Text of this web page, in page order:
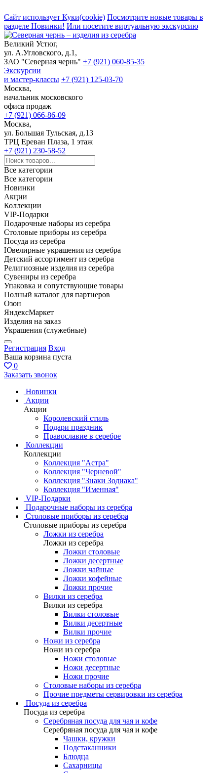
Сайт использует Куки(cookie) Посмотрите новые товары в
разделе Новинки! Или посетите виртуальную экскурсию
Великий Устюг,
ул. А.Угловского, д.1,
ЗАО "Северная чернь" +7 (921) 060-85-35
Экскурсии
и мастер-классы +7 (921) 125-03-70
Москва,
начальник московского
офиса продаж
+7 (921) 066-86-09
Москва,
ул. Большая Тульская, д.13
ТРЦ Ереван Плаза, 1 этаж
+7 (921) 230-58-52
Все категории
Все категории
Новинки
Акции
Коллекции
VIP-Подарки
Подарочные наборы из серебра
Столовые приборы из серебра
Посуда из серебра
Ювелирные украшения из серебра
Детский ассортимент из серебра
Религиозные изделия из серебра
Сувениры из серебра
Упаковка и сопутствующие товары
Полный каталог для партнеров
Озон
ЯндексМаркет
Изделия на заказ
Украшения (служебные)
Регистрация Вход
Ваша корзина пуста
0
Заказать звонок
Новинки
Акции
Акции
Королевский стиль
Подари праздник
Православие в серебре
Коллекции
Коллекции
Коллекция "Астра"
Коллекция "Черневой"
Коллекция "Знаки Зодиака"
Коллекция "Именная"
VIP-Подарки
Подарочные наборы из серебра
Столовые приборы из серебра
Столовые приборы из серебра
Ложки из серебра
Ложки из серебра
Ложки столовые
Ложки десертные
Ложки чайные
Ложки кофейные
Ложки прочие
Вилки из серебра
Вилки из серебра
Вилки столовые
Вилки десертные
Вилки прочие
Ножи из серебра
Ножи из серебра
Ножи столовые
Ножи десертные
Ножи прочие
Столовые наборы из серебра
Прочие предметы сервировки из серебра
Посуда из серебра
Посуда из серебра
Серебряная посуда для чая и кофе
Серебряная посуда для чая и кофе
Чашки, кружки
Подстаканники
Блюдца
Сахарницы